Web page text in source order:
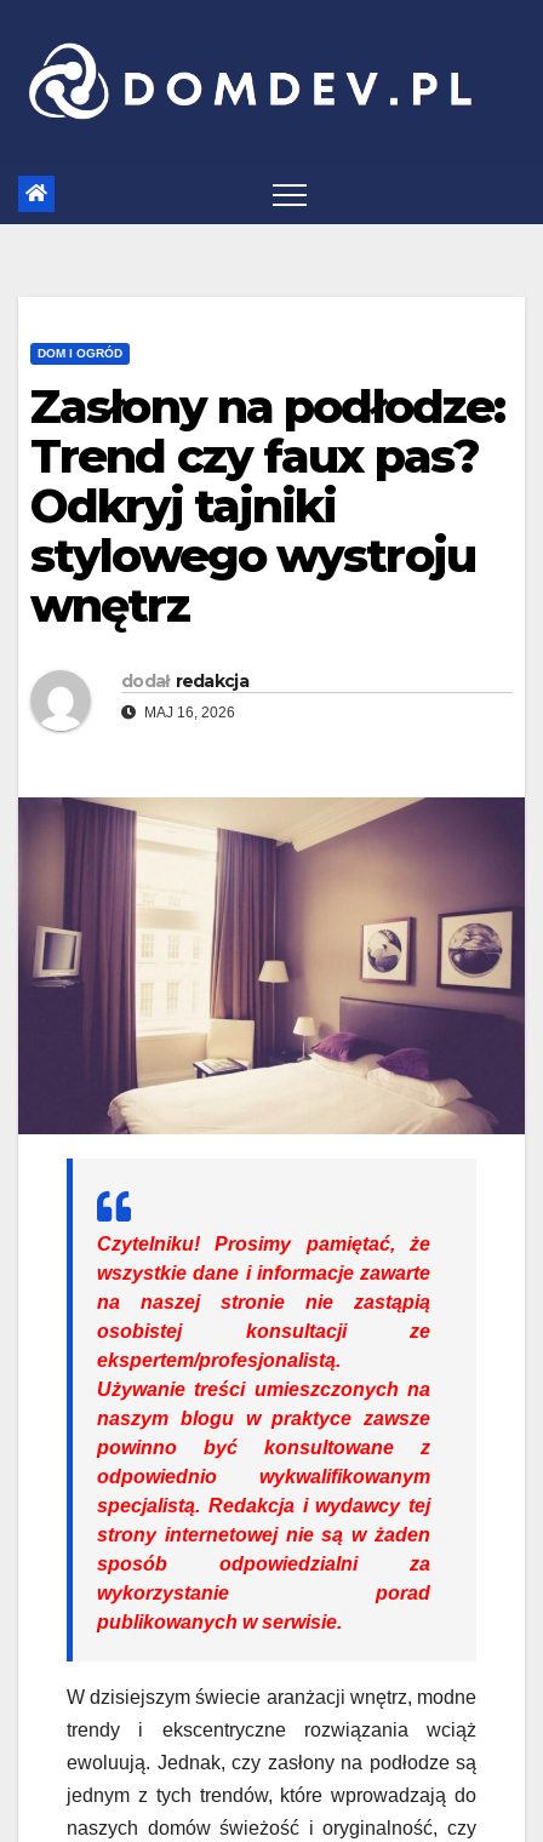
content
DOM I OGRÓD
Zasłony na podłodze:
Trend czy faux pas?
Odkryj tajniki
stylowego wystroju
wnętrz
dodał redakcja
MAJ 16, 2026
Czytelniku! Prosimy pamiętać, że
wszystkie dane i informacje zawarte
na naszej stronie nie zastąpią
osobistej konsultacji ze
ekspertem/profesjonalistą.
Używanie treści umieszczonych na
naszym blogu w praktyce zawsze
powinno być konsultowane z
odpowiednio wykwalifikowanym
specjalistą. Redakcja i wydawcy tej
strony internetowej nie są w żaden
sposób odpowiedzialni za
wykorzystanie porad
publikowanych w serwisie.
W dzisiejszym świecie aranżacji wnętrz, modne
trendy i ekscentryczne rozwiązania wciąż
ewoluują. Jednak, czy zasłony na podłodze są
jednym z tych trendów, które wprowadzają do
naszych domów świeżość i oryginalność, czy